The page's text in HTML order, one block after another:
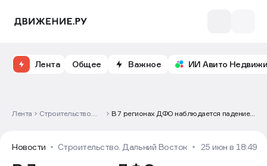
Лента Общее Важное ИИ Авито
Лента
Строительство.
В 7 регионах ДФО наблюдается падение
Новости Строительство. Дальний Восток 25 июн в 18:49